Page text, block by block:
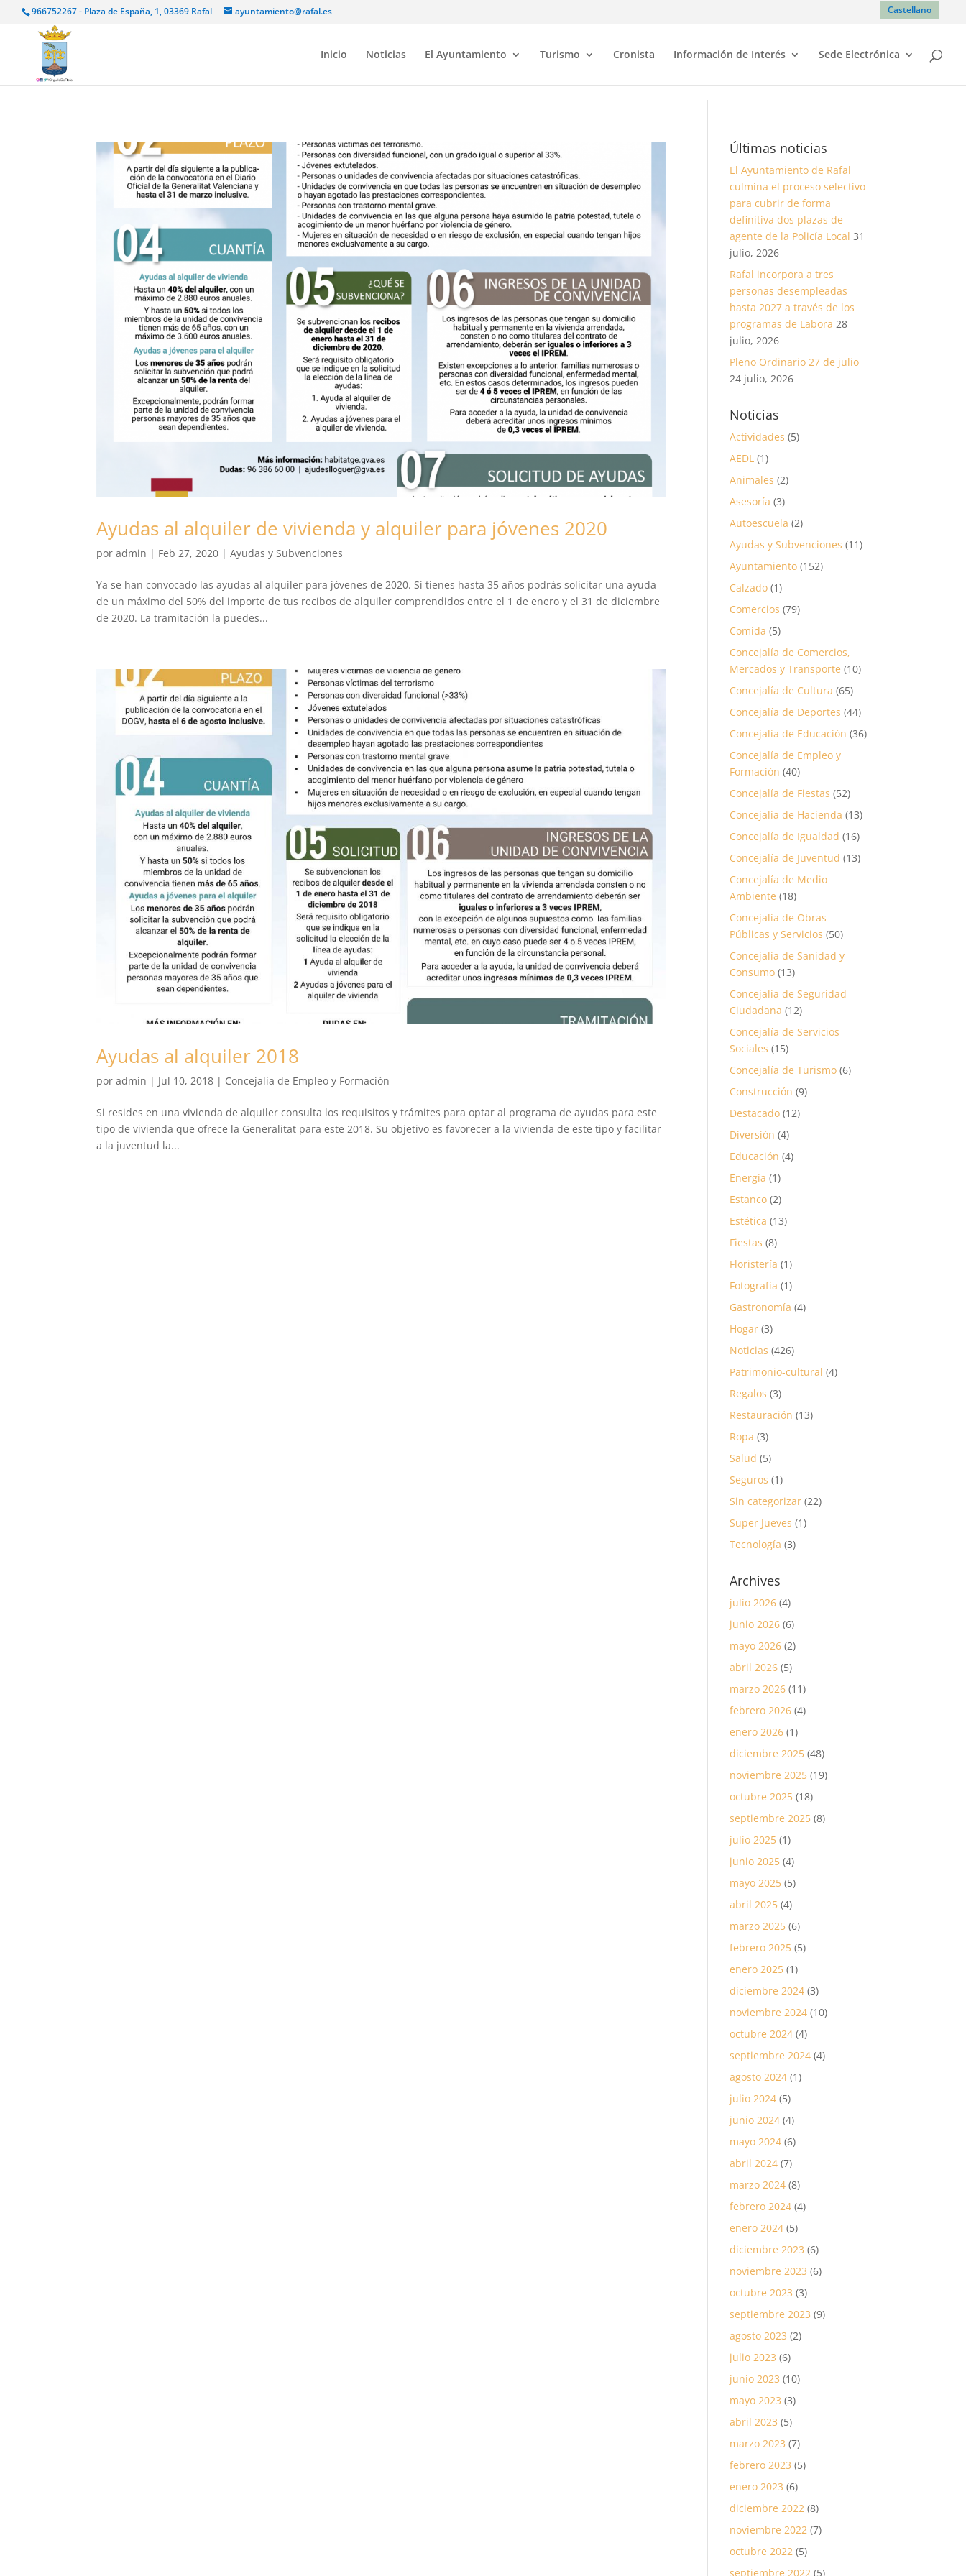
966752267 - Plaza de España, 1, 03369 Rafal ayuntamiento@rafal.es Castellano
Inicio Noticias El Ayuntamiento Turismo Cronista Información de Interés Sede Electrónica
Ayudas al alquiler de vivienda y alquiler para jóvenes 2020
poradmin | Feb 27, 2020 |Ayudas y Subvenciones
Ya se han convocado las ayudas al alquiler para jóvenes de 2020. Si tienes hasta 35 años podrás solicitar una ayuda
de un máximo del 50% del importe de tus recibos de alquiler comprendidos entre el 1 de enero y el 31 de diciembre
de 2020. La tramitación la puedes...
Ayudas al alquiler 2018
poradmin | Jul 10, 2018 | Concejalía de Empleo y Formación
Si resides en una vivienda de alquiler consulta los requisitos y trámites para optar al programa de ayudas para este
tipo de vivienda que ofrece la Generalitat para este 2018. Su objetivo es favorecer a la vivienda de este tipo y facilitar
a la juventud la...
Últimas noticias
El Ayuntamiento de Rafal
culmina el proceso selectivo
para cubrir de forma
definitiva dos plazas de
agente de la Policía Local 31
julio, 2026
Rafal incorpora a tres
personas desempleadas
hasta 2027 a través de los
programas de Labora 28
julio, 2026
Pleno Ordinario 27 de julio
24 julio, 2026
Noticias
Actividades (5)
AEDL (1)
Animales (2)
Asesoría (3)
Autoescuela (2)
Ayudas y Subvenciones (11)
Ayuntamiento (152)
Calzado (1)
Comercios (79)
Comida (5)
Concejalía de Comercios,
Mercados y Transporte (10)
Concejalía de Cultura (65)
Concejalía de Deportes (44)
Concejalía de Educación (36)
Concejalía de Empleo y
Formación (40)
Concejalía de Fiestas (52)
Concejalía de Hacienda (13)
Concejalía de Igualdad (16)
Concejalía de Juventud (13)
Concejalía de Medio
Ambiente (18)
Concejalía de Obras
Públicas y Servicios (50)
Concejalía de Sanidad y
Consumo (13)
Concejalía de Seguridad
Ciudadana (12)
Concejalía de Servicios
Sociales (15)
Concejalía de Turismo (6)
Construcción (9)
Destacado (12)
Diversión (4)
Educación (4)
Energía (1)
Estanco (2)
Estética (13)
Fiestas (8)
Floristería (1)
Fotografía (1)
Gastronomía (4)
Hogar (3)
Noticias (426)
Patrimonio-cultural (4)
Regalos (3)
Restauración (13)
Ropa (3)
Salud (5)
Seguros (1)
Sin categorizar (22)
Super Jueves (1)
Tecnología (3)
Archives
julio 2026 (4)
junio 2026 (6)
mayo 2026 (2)
abril 2026 (5)
marzo 2026 (11)
febrero 2026 (4)
enero 2026 (1)
diciembre 2025 (48)
noviembre 2025 (19)
octubre 2025 (18)
septiembre 2025 (8)
julio 2025 (1)
junio 2025 (4)
mayo 2025 (5)
abril 2025 (4)
marzo 2025 (6)
febrero 2025 (5)
enero 2025 (1)
diciembre 2024 (3)
noviembre 2024 (10)
octubre 2024 (4)
septiembre 2024 (4)
agosto 2024 (1)
julio 2024 (5)
junio 2024 (4)
mayo 2024 (6)
abril 2024 (7)
marzo 2024 (8)
febrero 2024 (4)
enero 2024 (5)
diciembre 2023 (6)
noviembre 2023 (6)
octubre 2023 (3)
septiembre 2023 (9)
agosto 2023 (2)
julio 2023 (6)
junio 2023 (10)
mayo 2023 (3)
abril 2023 (5)
marzo 2023 (7)
febrero 2023 (5)
enero 2023 (6)
diciembre 2022 (8)
noviembre 2022 (7)
octubre 2022 (5)
septiembre 2022 (5)